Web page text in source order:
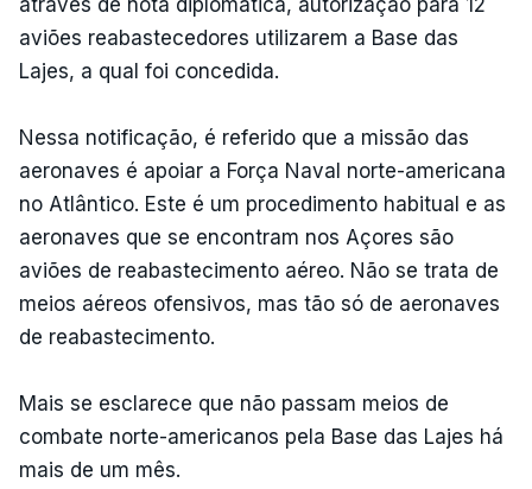
aviões reabastecedores utilizarem a Base das
Lajes, a qual foi concedida.
Nessa notificação, é referido que a missão das
aeronaves é apoiar a Força Naval norte-americana
no Atlântico. Este é um procedimento habitual e as
aeronaves que se encontram nos Açores são
aviões de reabastecimento aéreo. Não se trata de
meios aéreos ofensivos, mas tão só de aeronaves
de reabastecimento.
Mais se esclarece que não passam meios de
combate norte-americanos pela Base das Lajes há
mais de um mês.